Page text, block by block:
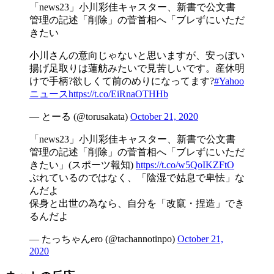
「news23」小川彩佳キャスター、新書で公文書
管理の記述「削除」の菅首相へ「ブレずにいただ
きたい
小川さんの意向じゃないと思いますが、安っぽい
揚げ足取りは蓮舫みたいで見苦しいです。産休明
けで手柄?欲しくて前のめりになってます?#Yahoo
ニュースhttps://t.co/EiRnaOTHHb
— とーる (@torusakata) October 21, 2020
「news23」小川彩佳キャスター、新書で公文書
管理の記述「削除」の菅首相へ「ブレずにいただ
きたい」(スポーツ報知) https://t.co/w5QoIKZFtO
ぶれているのではなく、「陰湿で姑息で卑怯」な
んだよ
保身と出世の為なら、自分を「改竄・捏造」でき
るんだよ
— たっちゃんero (@tachannotinpo) October 21,
2020